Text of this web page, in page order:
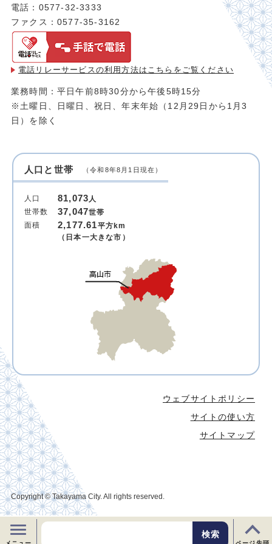
電話：0577-32-3333
ファクス：0577-35-3162
電話リレーサービスの利用方法は こちらをご覧ください
業務時間：平日午前8時30分から午後5時15分
※土曜日、日曜日、祝日、年末年始（12月29日から1月3
日）を除く
人口と世帯 （令和8年8月1日現在）
人口 81,073人
世帯数
37,047世帯
面積
2,177.61平方km
（日本一大きな市）
ウェブサイトポリシー
サイトの使い方
サイトマップ
Copyright © Takayama City. All rights reserved.